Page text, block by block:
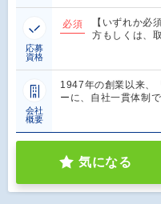
応募
資格
必須
【いずれか必
方もしくは、
会社
概要
1947年の創業以来、
ーに、自社一貫体制
気になる